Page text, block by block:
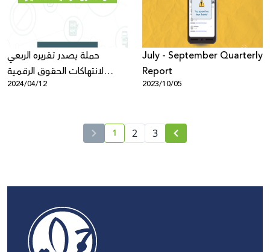
حملة يصدر تقريره الربعي
لانتهاكات الحقوق الرقمية
الفلسطينية: كانون الثاني - آذار
2024/04/12
July - September Quarterly
Report
2023/10/05
current page number
1 2 3